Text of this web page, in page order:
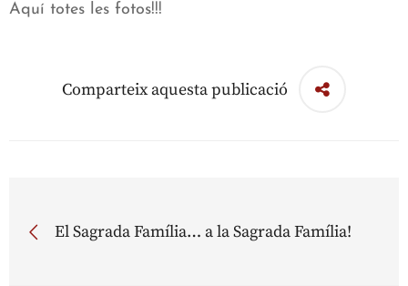
Aquí totes les fotos!!!
Comparteix aquesta publicació
El Sagrada Família… a la Sagrada Família!